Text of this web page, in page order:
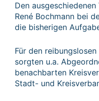
Den
René Bochmann bei
die bisherigen
Für den
sorgten u.a.
benachbarten
Stadt- und